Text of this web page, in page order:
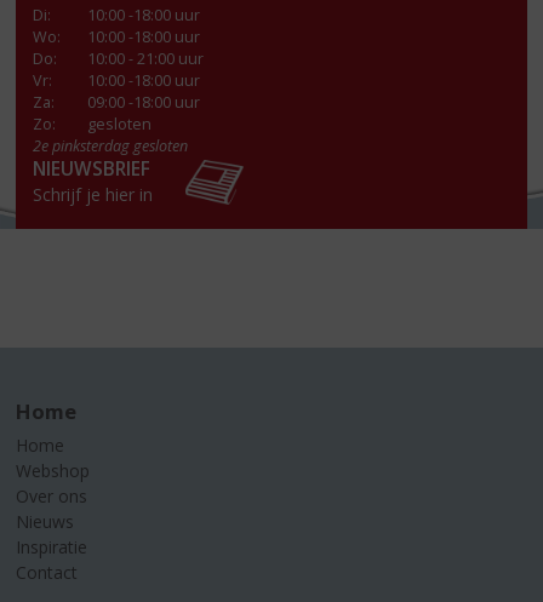
Di:
10:00 -18:00 uur
Wo:
10:00 -18:00 uur
Do:
10:00 - 21:00 uur
Vr:
10:00 -18:00 uur
Za:
09:00 -18:00 uur
Zo:
gesloten
2e pinksterdag gesloten
NIEUWSBRIEF
Schrijf je hier in
Home
Home
Webshop
Over ons
Nieuws
Inspiratie
Contact